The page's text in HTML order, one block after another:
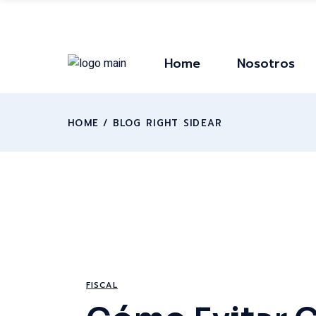
Home Nosotros
HOME BLOG RIGHT SIDEAR
FISCAL